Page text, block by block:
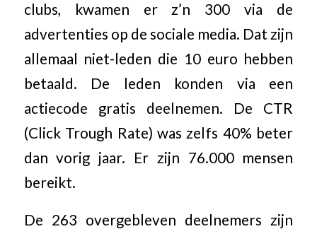
clubs, kwamen er z’n 300 via de
advertenties op de sociale media. Dat zijn
allemaal niet-leden die 10 euro hebben
betaald. De leden konden via een
actiecode gratis deelnemen. De CTR
(Click Trough Rate) was zelfs 40% beter
dan vorig jaar. Er zijn 76.000 mensen
bereikt.
De 263 overgebleven deelnemers zijn